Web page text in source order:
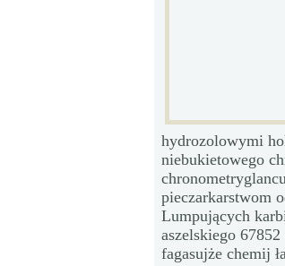
hydrozolowymi
niebukietowego
pieczarkarstwom
Lumpujących
aszelskiego
fagasujże chemij